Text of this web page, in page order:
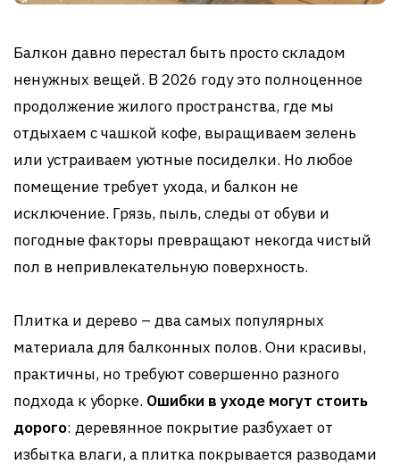
Балкон давно перестал быть просто складом
ненужных вещей. В 2026 году это полноценное
продолжение жилого пространства, где мы
отдыхаем с чашкой кофе, выращиваем зелень
или устраиваем уютные посиделки. Но любое
помещение требует ухода, и балкон не
исключение. Грязь, пыль, следы от обуви и
погодные факторы превращают некогда чистый
пол в непривлекательную поверхность.
Плитка и дерево – два самых популярных
материала для балконных полов. Они красивы,
практичны, но требуют совершенно разного
подхода к уборке. Ошибки в уходе могут стоить
дорого: деревянное покрытие разбухает от
избытка влаги, а плитка покрывается разводами